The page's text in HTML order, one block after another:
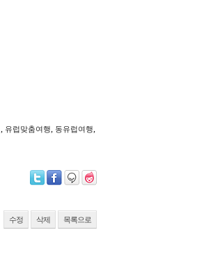
, 유럽맞춤여행, 동유럽여행,
수정 삭제 목록으로